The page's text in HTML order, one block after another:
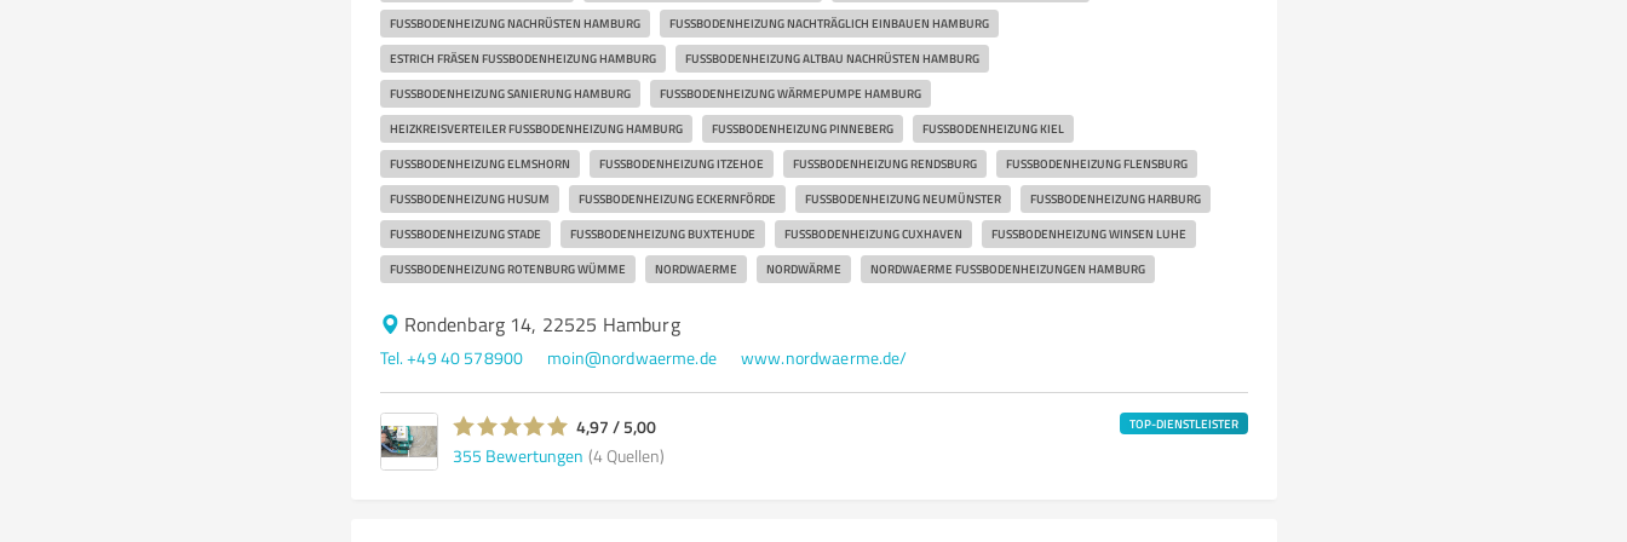
FUSSBODENHEIZUNG NACHRÜSTEN HAMBURG FUSSBODENHEIZUNG NACHTRÄGLICH EINBAUEN HAMBURG
ESTRICH FRÄSEN FUSSBODENHEIZUNG HAMBURG FUSSBODENHEIZUNG ALTBAU NACHRÜSTEN HAMBURG
FUSSBODENHEIZUNG SANIERUNG HAMBURG FUSSBODENHEIZUNG WÄRMEPUMPE HAMBURG
HEIZKREISVERTEILER FUSSBODENHEIZUNG HAMBURG FUSSBODENHEIZUNG PINNEBERG FUSSBODENHEIZUNG KIEL
FUSSBODENHEIZUNG ELMSHORN FUSSBODENHEIZUNG ITZEHOE FUSSBODENHEIZUNG RENDSBURG FUSSBODENHEIZUNG FLENSBURG
FUSSBODENHEIZUNG HUSUM FUSSBODENHEIZUNG ECKERNFÖRDE FUSSBODENHEIZUNG NEUMÜNSTER FUSSBODENHEIZUNG HARBURG
FUSSBODENHEIZUNG STADE FUSSBODENHEIZUNG BUXTEHUDE FUSSBODENHEIZUNG CUXHAVEN FUSSBODENHEIZUNG WINSEN LUHE
FUSSBODENHEIZUNG ROTENBURG WÜMME NORDWAERME NORDWÄRME NORDWAERME FUSSBODENHEIZUNGEN HAMBURG
Rondenbarg 14, 22525 Hamburg
Tel. +49 40 578900 moin@nordwaerme.de www.nordwaerme.de/
4,97 / 5,00
355 Bewertungen (4 Quellen)
TOP-DIENSTLEISTER